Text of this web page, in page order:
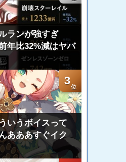
ランが強すぎ
年比32%減はヤバ
3
いうボイスって
あああすぐイク